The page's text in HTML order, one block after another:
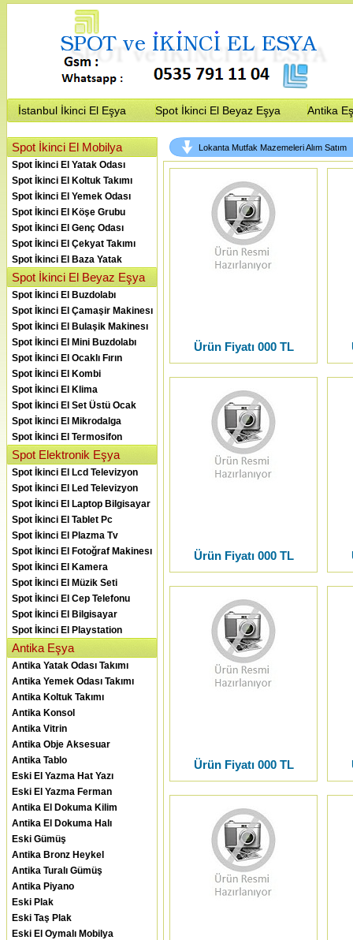
İstanbul İkinci El Eşya Spot İkinci El Beyaz Eşya Antika
Spot İkinci El Mobilya
Spot İkinci El Yatak Odası
Spot İkinci El Koltuk Takımı
Spot İkinci El Yemek Odası
Spot İkinci El Köşe Grubu
Spot İkinci El Genç Odası
Spot İkinci El Çekyat Takımı
Spot İkinci El Baza Yatak
Spot İkinci El Beyaz Eşya
Spot İkinci El Buzdolabı
Spot İkinci El Çamaşir Makinesı
Spot İkinci El Bulaşik Makinesı
Spot İkinci El Mini Buzdolabı
Spot İkinci El Ocaklı Fırın
Spot İkinci El Kombi
Spot İkinci El Klima
Spot İkinci El Set Üstü Ocak
Spot İkinci El Mikrodalga
Spot İkinci El Termosifon
Spot Elektronik Eşya
Spot İkinci El Lcd Televizyon
Spot İkinci El Led Televizyon
Spot İkinci El Laptop Bilgisayar
Spot İkinci El Tablet Pc
Spot İkinci El Plazma Tv
Spot İkinci El Fotoğraf Makinesı
Spot İkinci El Kamera
Spot İkinci El Müzik Seti
Spot İkinci El Cep Telefonu
Spot İkinci El Bilgisayar
Spot İkinci El Playstation
Antika Eşya
Antika Yatak Odası Takımı
Antika Yemek Odası Takımı
Antika Koltuk Takımı
Antika Konsol
Antika Vitrin
Antika Obje Aksesuar
Antika Tablo
Eski El Yazma Hat Yazı
Eski El Yazma Ferman
Antika El Dokuma Kilim
Antika El Dokuma Halı
Eski Gümüş
Antika Bronz Heykel
Antika Turalı Gümüş
Antika Piyano
Eski Plak
Eski Taş Plak
Eski El Oymalı Mobilya
Lokanta Mutfak Mazemeleri Alım Satım
Ürün Fiyatı 000 TL
Ürün Fiyatı 000 TL
Ürün Fiyatı 000 TL